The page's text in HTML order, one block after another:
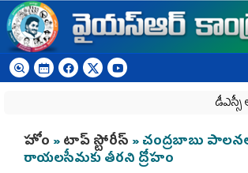
Skip to main content
డీఎస్సీ
You are here
హోం »టాప్ స్టోరీస్ » చంద్రబాబు
రాయలసీమకు తీరని ద్రోహం